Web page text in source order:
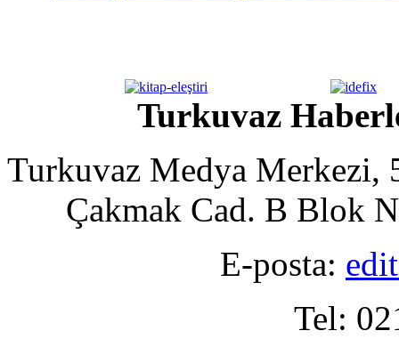
Turkuvaz
Turkuvaz Medya Merkezi,
Çakmak Cad. B Blok
E-posta:
Tel: